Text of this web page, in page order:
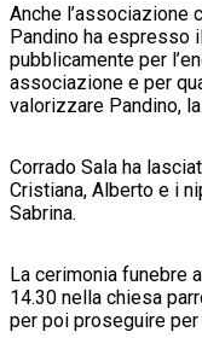
Anche l’associazione
Pandino ha espresso
pubblicamente per
associazione e per
valorizzare Pandino,
Corrado Sala ha
Cristiana, Alberto e i
Sabrina.
La cerimonia funebre
14.30 nella chiesa
per poi proseguire